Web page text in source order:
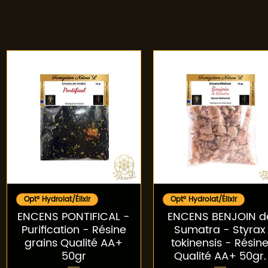
Aperçu rapide
Opt° Hydrolat/Élixir
ENCENS PONTIFICAL -
Purification - Résine
grains Qualité AA+
50gr
Aperçu rapide
Opt° Hydrolat/Élixir
ENCENS BENJOIN
Sumatra - Styrax
tokinensis -
Qualité AA+ 50gr.